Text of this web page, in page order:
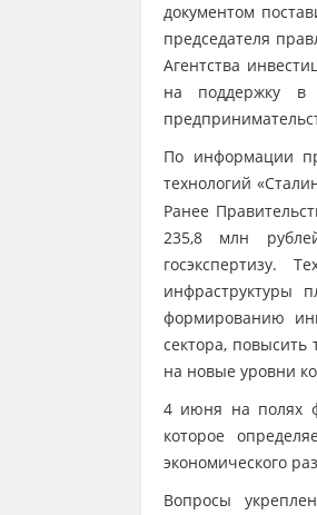
документом
председателя
Агентства
на поддержку в
По информации
технологий
Ранее
235,8 млн
госэкспертизу.
инфраструктуры
формированию
сектора, повысить
на новые уровни
4 июня на полях
которое
экономического
Вопросы